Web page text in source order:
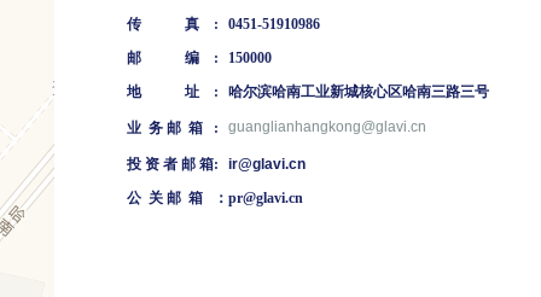
传 真 :
0451-51910986
邮 编 :
150000
地址 : 哈尔滨哈南工业新城核心区哈南三路三号
业 务 邮 箱 : guanglianhangkong@glavi.cn
投 资 者 邮 箱: ir@glavi.cn
公 关 邮 箱 ： pr@glavi.cn